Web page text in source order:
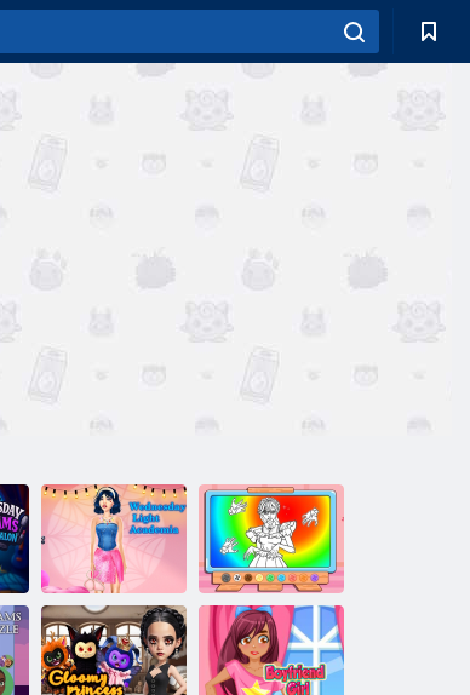
Academia Light
της Τετάρτης
Βιβλίο
χρωματισμού:
Τετάρτη
Addams
Dancing